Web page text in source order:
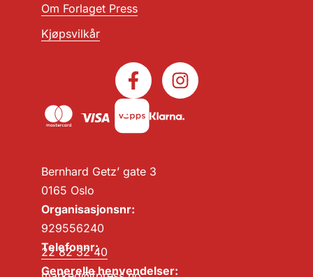
Bernhard Getz’ gate 3
0165 Oslo
Organisasjonsnr:
929556240
Telefonnr:
22 82 32 40
Generelle henvendelser:
Om Forlaget Press
Kjøpsvilkår